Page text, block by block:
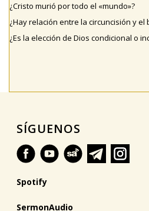
¿Cristo murió por todo el «mundo»?
¿Hay relación entre la circuncisión y el
¿Es la elección de Dios condicional o
SÍGUENOS
Spotify
SermonAudio